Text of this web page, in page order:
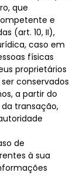
que
e
(art. 10, II),
caso em
físicas
proprietários
conservados
a partir do
transação,
de
à sua